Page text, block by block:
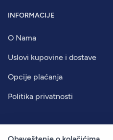
INFORMACIJE
O Nama
Uslovi kupovine i dostave
Opcije plaćanja
Politika privatnosti